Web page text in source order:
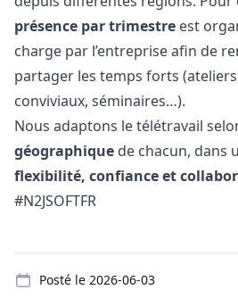
présence par trimestre est
charge par l’entreprise afin de
partager les temps forts
conviviaux, séminaires…).
Nous adaptons le télétravail
géographique de chacun, dans
flexibilité, confiance et
#N2JSOFTFR
Posté le 2026-06-03